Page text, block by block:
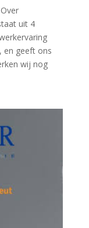
uit 4
en geeft ons
wij nog